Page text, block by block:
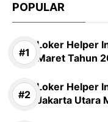
POPULAR
Loker Helper
Maret Tahun
Loker Helper
Jakarta Utara